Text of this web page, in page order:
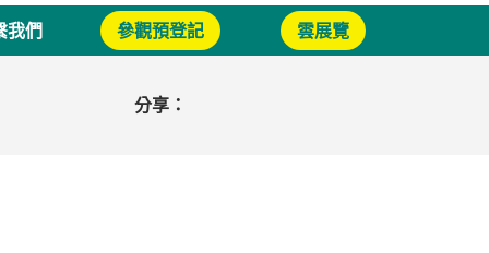
我們 參觀預登記 雲展覽
分享：